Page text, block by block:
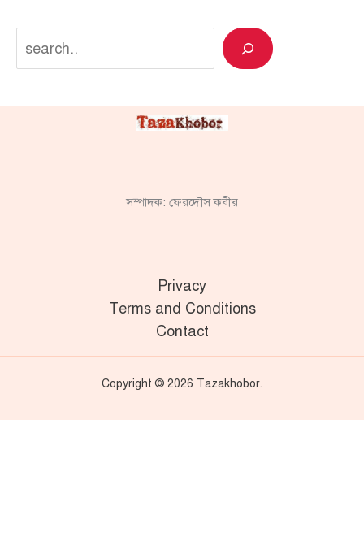
Search
সম্পাদক: ফেরদৌস কবীর
Privacy
Terms and Conditions
Contact
Copyright © 2026 Tazakhobor.